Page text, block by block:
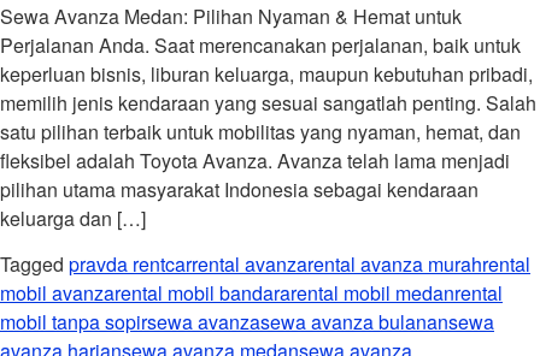
Sewa Avanza Medan: Pilihan Nyaman & Hemat untuk
Perjalanan Anda. Saat merencanakan perjalanan, baik untuk
keperluan bisnis, liburan keluarga, maupun kebutuhan pribadi,
memilih jenis kendaraan yang sesuai sangatlah penting. Salah
satu pilihan terbaik untuk mobilitas yang nyaman, hemat, dan
fleksibel adalah Toyota Avanza. Avanza telah lama menjadi
pilihan utama masyarakat Indonesia sebagai kendaraan
keluarga dan […]
Tagged pravda rentcarrental avanzarental avanza murahrental
mobil avanzarental mobil bandararental mobil medanrental
mobil tanpa sopirsewa avanzasewa avanza bulanansewa